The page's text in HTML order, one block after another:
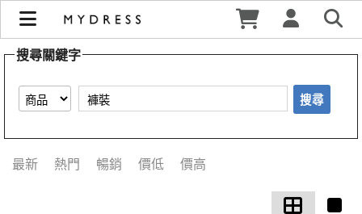
【褲裝】搜尋結果 | MYDRESS 時裳韓風
搜尋關鍵字
搜尋
最新 熱門 暢銷 價低 價高